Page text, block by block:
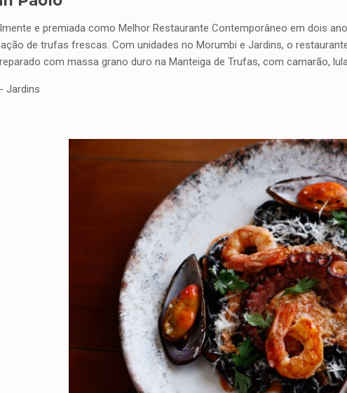
e premiada como Melhor Restaurante Contemporâneo em dois
de trufas frescas. Com unidades no Morumbi e Jardins, o
com massa grano duro na Manteiga de Trufas, com camarão,
Jardins